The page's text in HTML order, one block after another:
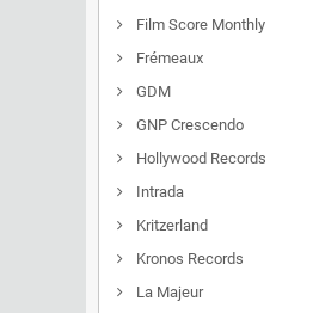
Film Score Monthly
Frémeaux
GDM
GNP Crescendo
Hollywood Records
Intrada
Kritzerland
Kronos Records
La Majeur